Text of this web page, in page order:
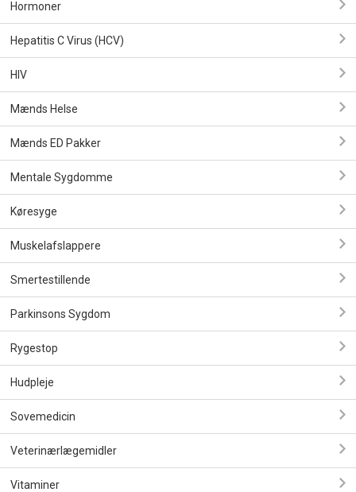
Hormoner
Hepatitis C Virus (HCV)
HIV
Mænds Helse
Mænds ED Pakker
Mentale Sygdomme
Køresyge
Muskelafslappere
Smertestillende
Parkinsons Sygdom
Rygestop
Hudpleje
Sovemedicin
Veterinærlægemidler
Vitaminer